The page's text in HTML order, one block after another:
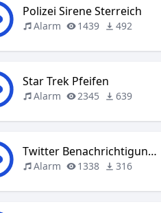
Polizei Sirene Sterreich
Alarm 1439 492
Star Trek Pfeifen
Alarm 2345 639
Twitter Benachrichtigungston
Alarm 1338 316